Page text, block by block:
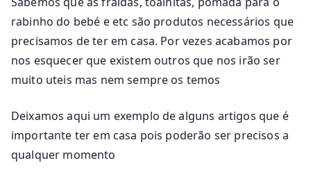
rabinho do bebé e etc são produtos necessários que
precisamos de ter em casa. Por vezes acabamos por
nos esquecer que existem outros que nos irão ser
muito uteis mas nem sempre os temos
Deixamos aqui um exemplo de alguns artigos que é
importante ter em casa pois poderão ser precisos a
qualquer momento